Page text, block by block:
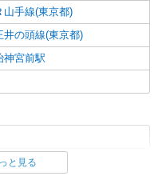
中央線・京王井の頭線沿線
、三鷹、笹塚、初台、阿佐
能性があります。 勤務地は
きるのでシフトの提出は不
詳細を見る
ッフ京王笹塚店
東京都武蔵野市吉祥寺南
東京都杉並区和泉3-4-2 上
中央線・京王井の頭線沿線
山手線(東京都)
井の頭線(東京都)
神宮前駅
と見る